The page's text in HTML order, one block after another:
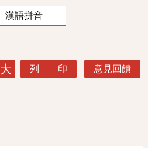
漢語拼音
大 列 印 意見回饋